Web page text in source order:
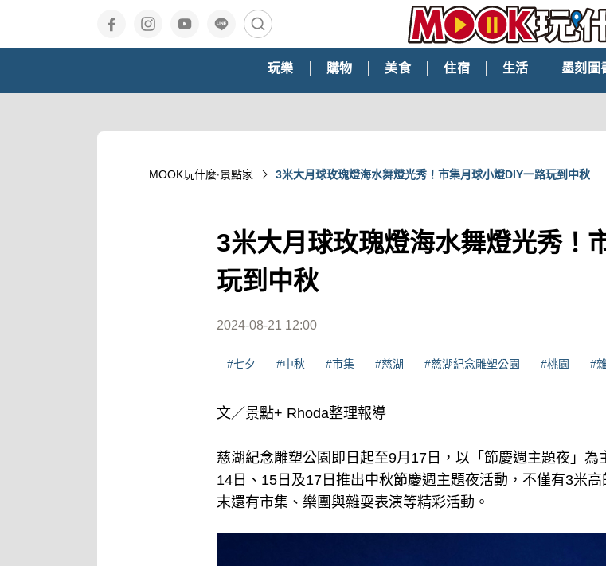
玩樂 購物 美食 住宿 生活 墨刻圖
MOOK玩什麼‧景點家 3米大月球玫瑰燈海水舞燈光秀！市集月球小燈DIY一路玩到中秋
3米大月球玫瑰燈海水舞燈光秀！
玩到中秋
2024-08-21 12:00
#七夕 #中秋 #市集 #慈湖 #慈湖紀念雕塑公園 #桃園 #
文／景點+ Rhoda整理報導
慈湖紀念雕塑公園即日起至9月17日，以「節慶週主題夜」為
14日、15日及17日推出中秋節慶週主題夜活動，不僅有3米
末還有市集、樂團與雜耍表演等精彩活動。